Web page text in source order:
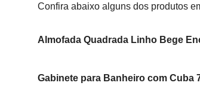
Confira abaixo alguns dos produtos
Almofada Quadrada Linho Bege
Gabinete para Banheiro com Cuba